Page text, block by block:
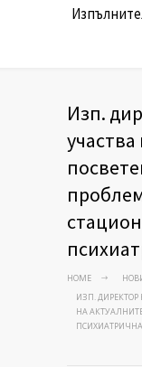
Изп.
HOME
ИЗП.
НА